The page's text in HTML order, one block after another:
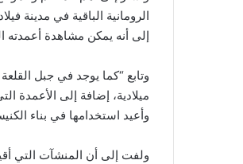
إلى أنه يمكن مشاهدة أعمدته
ميلادية، إضافة إلى الأعمدة
وأعيد استخدامها في بناء
ولفت إلى أن المنشآت التي